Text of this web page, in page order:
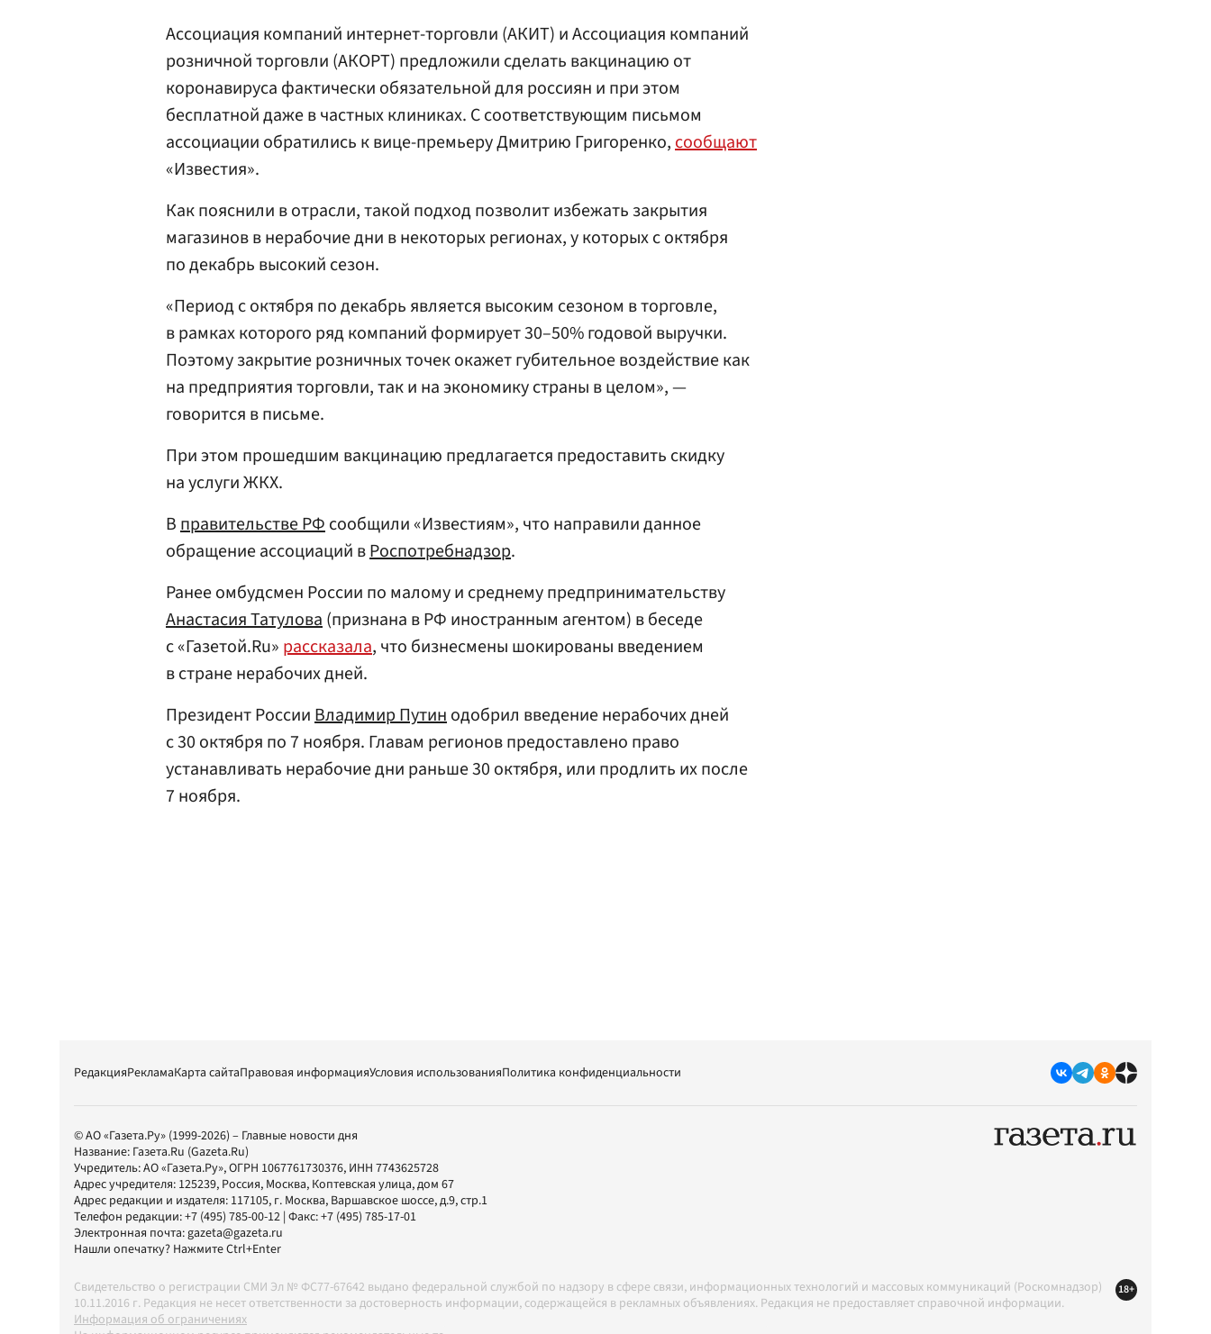
Ассоциация компаний интернет-торговли (АКИТ) и Ассоциация компаний
розничной торговли (АКОРТ) предложили сделать вакцинацию от
коронавируса фактически обязательной для россиян и при этом
бесплатной даже в частных клиниках. С соответствующим письмом
ассоциации обратились к вице-премьеру Дмитрию Григоренко,сообщают
«Известия».
Как пояснили в отрасли, такой подход позволит избежать закрытия
магазинов в нерабочие дни в некоторых регионах, у которых с октября
по декабрь высокий сезон.
«Период с октября по декабрь является высоким сезоном в торговле,
в рамках которого ряд компаний формирует 30–50% годовой выручки.
Поэтому закрытие розничных точек окажет губительное воздействие как
на предприятия торговли, так и на экономику страны в целом», —
говорится в письме.
При этом прошедшим вакцинацию предлагается предоставить скидку
на услуги ЖКХ.
Вправительстве РФсообщили «Известиям», что направили данное
обращение ассоциаций вРоспотребнадзор.
Ранее омбудсмен России по малому и среднему предпринимательству
Анастасия Татулова(признана в РФ иностранным агентом) в беседе
с «Газетой.Ru» рассказала, что бизнесмены шокированы введением
в стране нерабочих дней.
Президент РоссииВладимир Путинодобрил введение нерабочих дней
с 30 октября по 7 ноября. Главам регионов предоставлено право
устанавливать нерабочие дни раньше 30 октября, или продлить их после
7 ноября.
РедакцияРекламаКарта сайтаПравовая информацияУсловия использованияПолитика конфиденциальности
© АО «Газета.Ру» (1999-2026) – Главные новости дня
Название: Газета.Ru (Gazeta.Ru)
Учредитель:АО «Газета.Ру», ОГРН 1067761730376, ИНН 7743625728
Адрес учредителя: 125239, Россия, Москва, Коптевская улица, дом 67
Адрес редакции и издателя: 117105, г. Москва, Варшавское шоссе, д.9, стр.1
Телефон редакции:+7 (495) 785-00-12 | Факс:+7 (495) 785-17-01
Электронная почта:gazeta@gazeta.ru
Нашли опечатку? Нажмите Ctrl+Enter
Свидетельство о регистрации СМИ Эл № ФС77-67642 выдано федеральной службой по надзору в сфере связи, информационных технологий и массовых коммуникаций (Роскомнадзор)
10.11.2016 г. Редакция не несет ответственности за достоверность информации, содержащейся в рекламных объявлениях. Редакция не предоставляет справочной информации.
Информация об ограничениях
18+